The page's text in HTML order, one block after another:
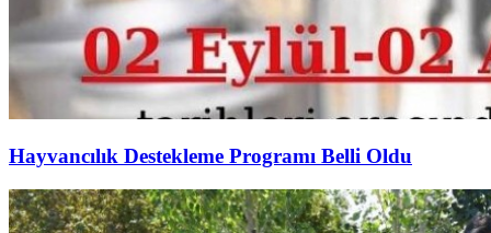
Hayvancılık Destekleme Programı Belli Oldu